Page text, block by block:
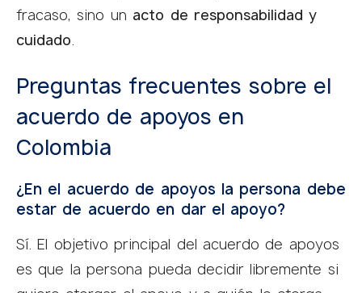
fracaso, sino un acto de responsabilidad y
cuidado.
Preguntas frecuentes sobre el
acuerdo de apoyos en
Colombia
¿En el acuerdo de apoyos la persona debe
estar de acuerdo en dar el apoyo?
Sí. El objetivo principal del acuerdo de apoyos
es que la persona pueda decidir libremente si